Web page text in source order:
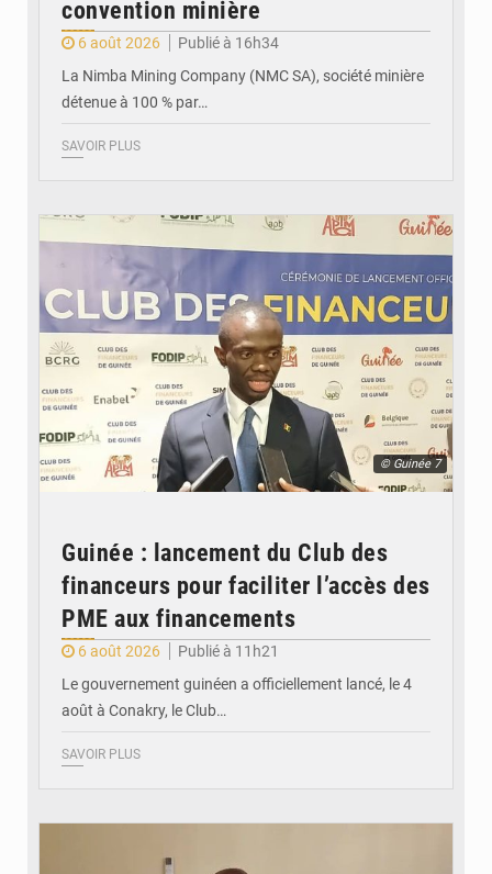
convention minière
6 août 2026
Publié à 16h34
La Nimba Mining Company (NMC SA), société minière
détenue à 100 % par…
SAVOIR PLUS
© Guinée 7
Guinée : lancement du Club des
financeurs pour faciliter l’accès des
PME aux financements
6 août 2026
Publié à 11h21
Le gouvernement guinéen a officiellement lancé, le 4
août à Conakry, le Club…
SAVOIR PLUS